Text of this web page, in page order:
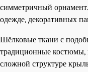
симметричный
одежде, декоративных
Шёлковые ткани с
традиционные костюмы,
сложной структуре